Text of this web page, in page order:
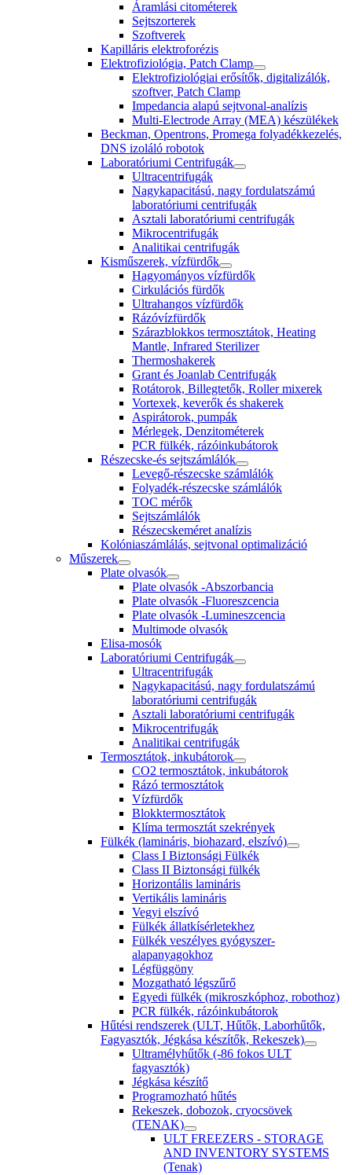
Áramlási citométerek
Sejtszorterek
Szoftverek
Kapilláris elektroforézis
Elektrofiziológia, Patch Clamp
Elektrofiziológiai erősítők, digitalizálók,
szoftver, Patch Clamp
Impedancia alapú sejtvonal-analízis
Multi-Electrode Array (MEA) készülékek
Beckman, Opentrons, Promega folyadékkezelés,
DNS izoláló robotok
Laboratóriumi Centrifugák
Ultracentrifugák
Nagykapacitású, nagy fordulatszámú
laboratóriumi centrifugák
Asztali laboratóriumi centrifugák
Mikrocentrifugák
Analitikai centrifugák
Kisműszerek, vízfürdők
Hagyományos vízfürdők
Cirkulációs fürdők
Ultrahangos vízfürdők
Rázóvízfürdők
Szárazblokkos termosztátok, Heating
Mantle, Infrared Sterilizer
Thermoshakerek
Grant és Joanlab Centrifugák
Rotátorok, Billegtetők, Roller mixerek
Vortexek, keverők és shakerek
Aspirátorok, pumpák
Mérlegek, Denzitométerek
PCR fülkék, rázóinkubátorok
Részecske-és sejtszámlálók
Levegő-részecske számlálók
Folyadék-részecske számlálók
TOC mérők
Sejtszámlálók
Részecskeméret analízis
Kolóniaszámlálás, sejtvonal optimalizáció
Műszerek
Plate olvasók
Plate olvasók -Abszorbancia
Plate olvasók -Fluoreszcencia
Plate olvasók -Lumineszcencia
Multimode olvasók
Elisa-mosók
Laboratóriumi Centrifugák
Ultracentrifugák
Nagykapacitású, nagy fordulatszámú
laboratóriumi centrifugák
Asztali laboratóriumi centrifugák
Mikrocentrifugák
Analitikai centrifugák
Termosztátok, inkubátorok
CO2 termosztátok, inkubátorok
Rázó termosztátok
Vízfürdők
Blokktermosztátok
Klíma termosztát szekrények
Fülkék (lamináris, biohazard, elszívó)
Class I Biztonsági Fülkék
Class II Biztonsági fülkék
Horizontális lamináris
Vertikális lamináris
Vegyi elszívó
Fülkék állatkísérletekhez
Fülkék veszélyes gyógyszer-
alapanyagokhoz
Légfüggöny
Mozgatható légszűrő
Egyedi fülkék (mikroszkóphoz, robothoz)
PCR fülkék, rázóinkubátorok
Hűtési rendszerek (ULT, Hűtők, Laborhűtők,
Fagyasztók, Jégkása készítők, Rekeszek)
Ultramélyhűtők (-86 fokos ULT
fagyasztók)
Jégkása készítő
Programozható hűtés
Rekeszek, dobozok, cryocsövek
(TENAK)
ULT FREEZERS - STORAGE
AND INVENTORY SYSTEMS
(Tenak)